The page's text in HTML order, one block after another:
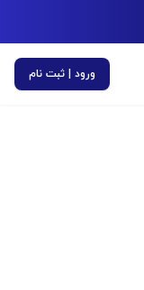
ورود | ثبت نام